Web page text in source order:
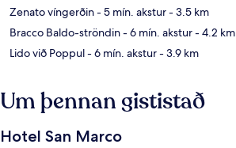
Zenato víngerðin- 5 mín. akstur- 3.5 km
Bracco Baldo-ströndin- 6 mín. akstur- 4.2 km
Lido við Poppul- 6 mín. akstur- 3.9 km
Um þennan gististað
Hotel San Marco